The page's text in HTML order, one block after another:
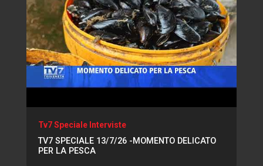
Tv7 Speciale Interviste
TV7 SPECIALE 13/7/26 -MOMENTO DELICATO
PER LA PESCA